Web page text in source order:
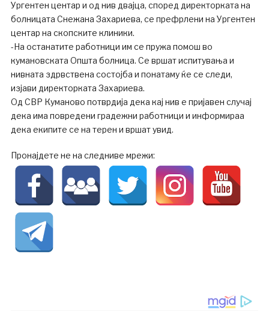
Ургентен центар и од нив двајца, според директорката на
болницата Снежана Захариева, се префрлени на Ургентен
центар на скопските клиники.
-На останатите работници им се пружа помош во
кумановската Општа болница. Се вршат испитувања и
нивната здрвствена состојба и понатаму ќе се следи,
изјави директорката Захариева.
Од СВР Куманово потврдија дека кај нив е пријавен случај
дека има повредени градежни работници и информираа
дека екипите се на терен и вршат увид.
Пронајдете не на следниве мрежи: